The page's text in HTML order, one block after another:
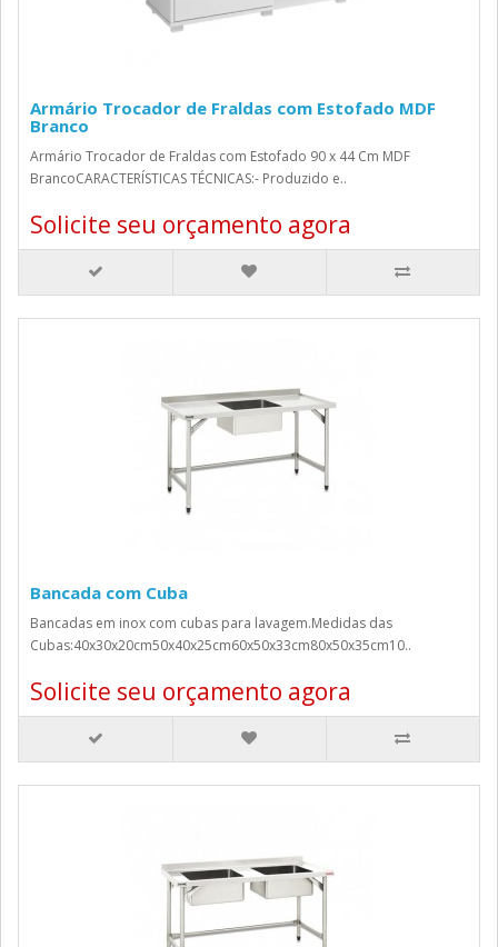
Armário Trocador de Fraldas com Estofado MDF
Branco
Armário Trocador de Fraldas com Estofado 90 x 44 Cm MDF
BrancoCARACTERÍSTICAS TÉCNICAS:- Produzido e..
Solicite seu orçamento agora
Bancada com Cuba
Bancadas em inox com cubas para lavagem.Medidas das
Cubas:40x30x20cm50x40x25cm60x50x33cm80x50x35cm10..
Solicite seu orçamento agora